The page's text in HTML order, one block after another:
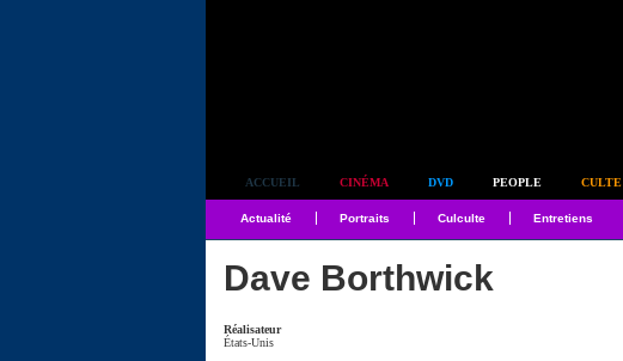
ACCUEIL CINÉMA DVD PEOPLE CULTE
Actualité Portraits Culculte Entretiens
Dave Borthwick
Réalisateur
États-Unis